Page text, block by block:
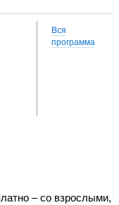
Вся
программа
– со взрослыми,